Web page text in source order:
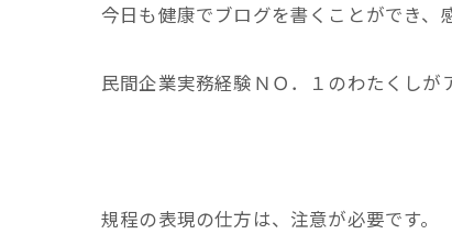
今日も健康でブログを書くことができ、
民間企業実務経験ＮＯ．１のわたくしが
規程の表現の仕方は、注意が必要です。